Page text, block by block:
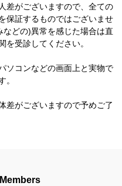
差がございますので、全ての
保証するものではございませ
どの)異常を感じた場合は直
を受診してください。
ソコンなどの画面上と実物で
。
差がございますので予めご了
Members